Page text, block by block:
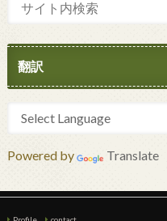
翻訳
Powered by Translate
Profile contact